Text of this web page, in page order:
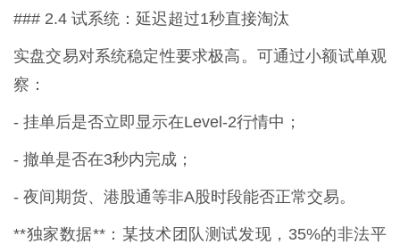
### 2.4 试系统：延迟超过1秒直接淘汰
实盘交易对系统稳定性要求极高。可通过小额试单观
察：
- 挂单后是否立即显示在Level-2行情中；
- 撤单是否在3秒内完成；
- 夜间期货、港股通等非A股时段能否正常交易。
**独家数据**：某技术团队测试发现，35%的非法平